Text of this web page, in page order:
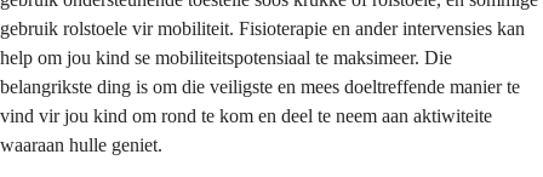
gebruik rolstoele vir mobiliteit. Fisioterapie en ander intervensies kan
help om jou kind se mobiliteitspotensiaal te maksimeer. Die
belangrikste ding is om die veiligste en mees doeltreffende manier te
vind vir jou kind om rond te kom en deel te neem aan aktiwiteite
waaraan hulle geniet.